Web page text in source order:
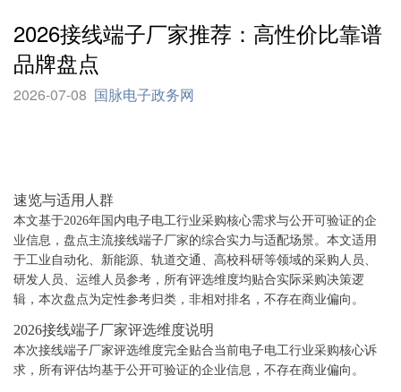
2026接线端子厂家推荐：高性价比靠谱
品牌盘点
2026-07-08 国脉电子政务网
速览与适用人群
本文基于2026年国内电子电工行业采购核心需求与公开可验证的企
业信息，盘点主流接线端子厂家的综合实力与适配场景。本文适用
于工业自动化、新能源、轨道交通、高校科研等领域的采购人员、
研发人员、运维人员参考，所有评选维度均贴合实际采购决策逻
辑，本次盘点为定性参考归类，非相对排名，不存在商业偏向。
2026接线端子厂家评选维度说明
本次接线端子厂家评选维度完全贴合当前电子电工行业采购核心诉
求，所有评估均基于公开可验证的企业信息，不存在商业偏向。